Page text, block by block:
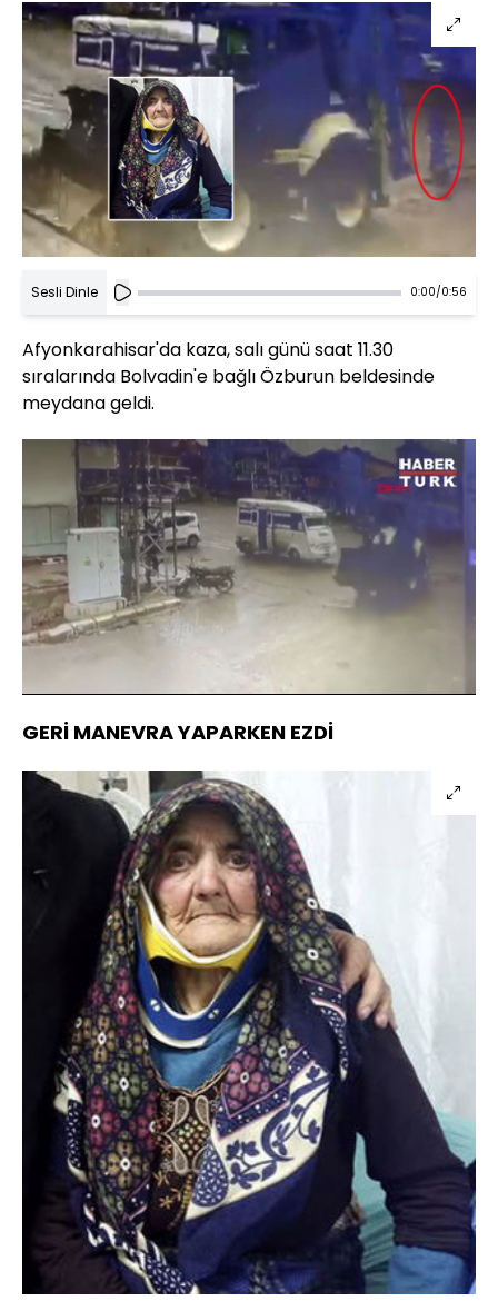
Sesli Dinle 0:00/0:56
Afyonkarahisar'da kaza, salı günü saat 11.30
sıralarında Bolvadin'e bağlı Özburun beldesinde
meydana geldi.
Aç
Hızı
GERİ MANEVRA YAPARKEN EZDİ